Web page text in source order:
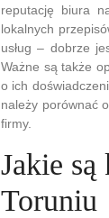
reputację biura
lokalnych
usług – dobrze
Ważne są także
o ich
należy porównać
firmy.
Jakie są
Toruniu